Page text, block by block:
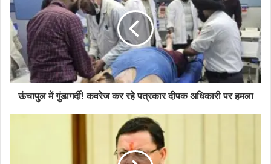
ऊंचापुल में गुंडागर्दी! कवरेज कर रहे पत्रकार दीपक अधिकारी पर हमला